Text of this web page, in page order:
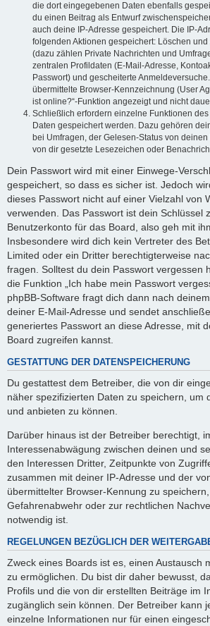
die dort eingegebenen Daten ebenfalls
du einen Beitrag als Entwurf
auch deine IP-Adresse gespeichert. Die IP-
folgenden Aktionen gespeichert: Löschen
(dazu zählen Private Nachrichten und
zentralen Profildaten (E-Mail-Adresse,
Passwort) und gescheiterte
übermittelte Browser-Kennzeichnung (User
ist online?“-Funktion angezeigt und nicht
Schließlich erfordern einzelne Funktionen
Daten gespeichert werden. Dazu gehören
bei Umfragen, der Gelesen-Status von
von dir gesetzte Lesezeichen oder
Dein Passwort wird mit einer Einwege-
gespeichert, so dass es sicher ist. Jedoch
dieses Passwort nicht auf einer Vielzahl von
verwenden. Das Passwort ist dein Schlüssel
Benutzerkonto für das Board, also geh mit
Insbesondere wird dich kein Vertreter des
Limited oder ein Dritter berechtigterweise
fragen. Solltest du dein Passwort vergessen
die Funktion „Ich habe mein Passwort
phpBB-Software fragt dich dann nach
deiner E-Mail-Adresse und sendet
generiertes Passwort an diese Adresse, mit
Board zugreifen kannst.
GESTATTUNG DER DATENSPEICHERUNG
Du gestattest dem Betreiber, die von dir
näher spezifizierten Daten zu speichern, um
und anbieten zu können.
Darüber hinaus ist der Betreiber berechtigt,
Interessenabwägung zwischen deinen und
den Interessen Dritter, Zeitpunkte von
zusammen mit deiner IP-Adresse und der
übermittelter Browser-Kennung zu
Gefahrenabwehr oder zur rechtlichen
notwendig ist.
REGELUNGEN BEZÜGLICH DER
Zweck eines Boards ist es, einen Austausch
zu ermöglichen. Du bist dir daher bewusst,
Profils und die von dir erstellten Beiträge im
zugänglich sein können. Der Betreiber kann
einzelne Informationen nur für einen